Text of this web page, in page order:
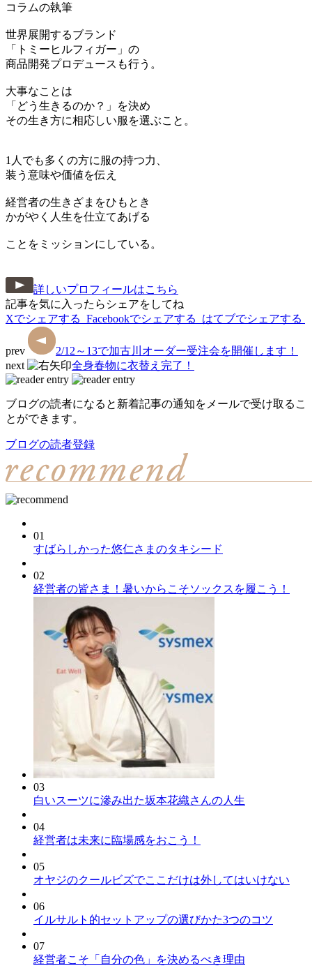
コラムの執筆
世界展開するブランド
「トミーヒルフィガー」の
商品開発プロデュースも行う。
大事なことは
「どう生きるのか？」を決め
その生き方に相応しい服を選ぶこと。
1人でも多くの方に服の持つ力、
装う意味や価値を伝え
経営者の生きざまをひもとき
かがやく人生を仕立てあげる
ことをミッションにしている。
詳しいプロフィールはこちら
記事を気に入ったらシェアをしてね
Xでシェアする Facebookでシェアする はてブでシェアする
prev
2/12～13で加古川オーダー受注会を開催します！
next
全身春物に衣替え完了！
ブログの読者になると新着記事の通知をメールで受け取るこ
とができます。
ブログの読者登録
01
すばらしかった悠仁さまのタキシード
02
経営者の皆さま！暑いからこそソックスを履こう！
03
白いスーツに滲み出た坂本花織さんの人生
04
経営者は未来に臨場感をおこう！
05
オヤジのクールビズでここだけは外してはいけない
06
イルサルト的セットアップの選びかた3つのコツ
07
経営者こそ「自分の色」を決めるべき理由